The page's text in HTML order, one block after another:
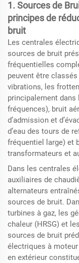
1. Sources de
principes de
bruit
Les centrales
sources de bruit
fréquentielles
peuvent être
vibrations, les
principalement dans
fréquences), bruit
d’admission et
d’eau des tours de
fréquentiel large) et
transformateurs et
Dans les centrales
auxiliaires de
alternateurs
sources de bruit.
turbines à gaz, les
chaleur (HRSG) et
sources de bruit
électriques à
en extérieur